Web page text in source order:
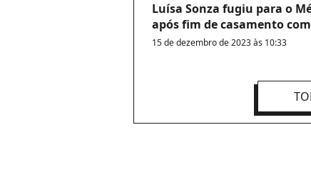
Luísa Sonza fugiu para o
após fim de casamento
15 de dezembro de 2023 às 10:33